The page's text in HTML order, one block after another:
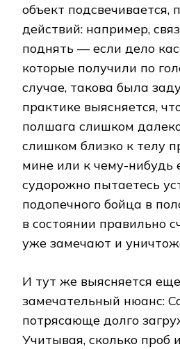
объект подсвечивается,
действий: например,
поднять — если дело
которые получили по
случае, такова была
практике выясняется,
полшага слишком
слишком близко к телу
мине или к чему-
судорожно пытаетесь
подопечного бойца в
в состоянии правильно
уже замечают и
И тут же выясняется
замечательный нюанс:
потрясающе долго
Учитывая, сколько проб